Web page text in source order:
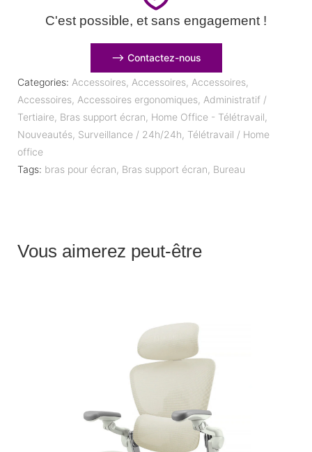
C'est possible, et sans engagement !
⟶ Contactez-nous
Categories: Accessoires, Accessoires, Accessoires,
Accessoires, Accessoires ergonomiques, Administratif /
Tertiaire, Bras support écran, Home Office - Télétravail,
Nouveautés, Surveillance / 24h/24h, Télétravail / Home
office
Tags: bras pour écran, Bras support écran, Bureau
Vous aimerez peut-être